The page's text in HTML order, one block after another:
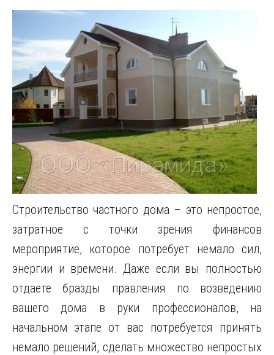
Строительство частного дома – это непростое,
затратное с точки зрения финансов
мероприятие, которое потребует немало сил,
энергии и времени. Даже если вы полностью
отдаете бразды правления по возведению
вашего дома в руки профессионалов, на
начальном этапе от вас потребуется принять
немало решений, сделать множество непростых